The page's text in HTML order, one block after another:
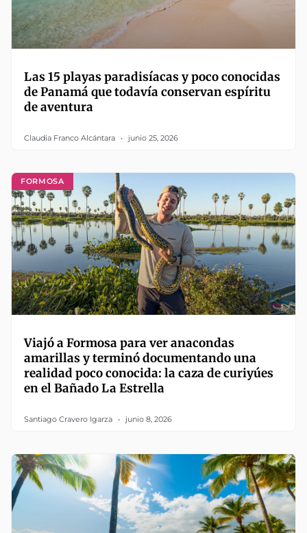
Las 15 playas paradisíacas y poco conocidas
de Panamá que todavía conservan espíritu
de aventura
Claudia Franco Alcántara junio 25, 2026
FORMOSA
Viajó a Formosa para ver anacondas
amarillas y terminó documentando una
realidad poco conocida: la caza de curiyúes
en el Bañado La Estrella
Santiago Cravero Igarza junio 8, 2026